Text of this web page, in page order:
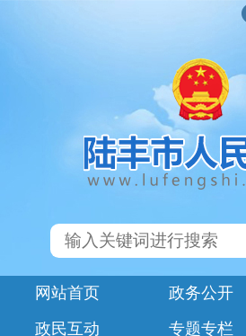
网站首页 政务公开
政民互动
专题专栏